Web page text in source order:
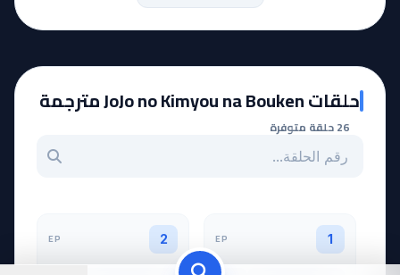
حلقات JoJo no Kimyou na Bouken مترجمة
26 حلقة متوفرة
بحث عن حلقة بالرقم
1
EP
2
EP